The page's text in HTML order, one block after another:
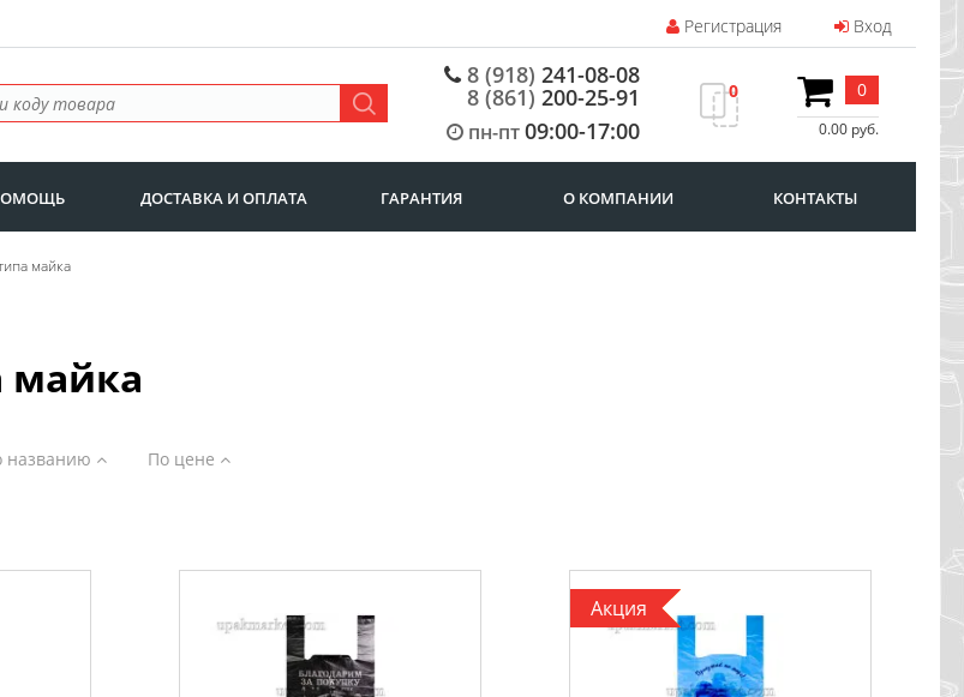
Регистрация Вход
8 (918) 241-08-08
8 (861) 200-25-91
пн-пт09:00-17:00
0 0
0.00 руб.
ДОСТАВКА И ОПЛАТА ГАРАНТИЯ О КОМПАНИИ КОНТАКТЫ
майка
майка
названию По цене
Акция